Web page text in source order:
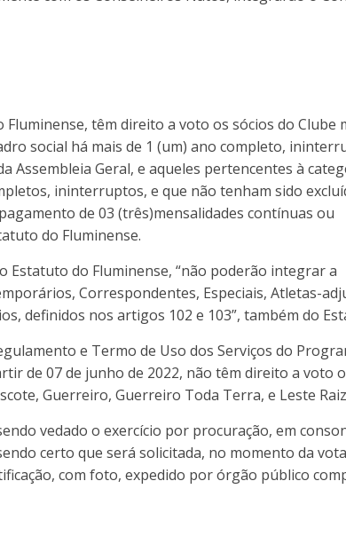
têm direito a voto os sócios do Clube
social há mais de 1 (um) ano completo,
Assembleia Geral, e aqueles pertencentes à
ininterruptos, e que não tenham sido
de 03 (três)mensalidades contínuas ou
do Fluminense.
Estatuto do Fluminense, “não poderão integrar a
Correspondentes, Especiais, Atletas-
definidos nos artigos 102 e 103”, também do
e Termo de Uso dos Serviços do
de 07 de junho de 2022, não têm direito a voto
Guerreiro, Guerreiro Toda Terra, e Leste
vedado o exercício por procuração, em
certo que será solicitada, no momento da
com foto, expedido por órgão público